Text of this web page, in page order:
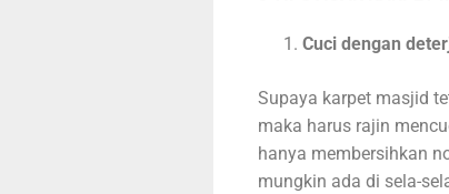
Cuci dengan
Supaya karpet masjid
maka harus rajin
hanya membersihkan
mungkin ada di sela-